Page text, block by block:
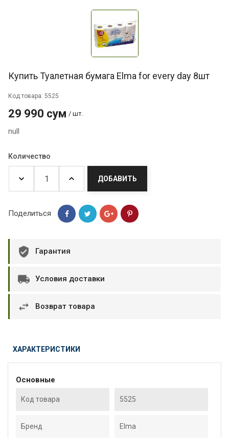
Купить Туалетная бумага Elma for every day 8шт
Код товара: 5525
29 990 сум / шт.
null
Количество
ДОБАВИТЬ
Поделиться
Гарантия
Условия доставки
Возврат товара
ХАРАКТЕРИСТИКИ
Основные
Код товара 5525
Бренд Elma